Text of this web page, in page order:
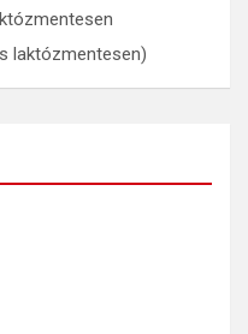
laktózmentesen)